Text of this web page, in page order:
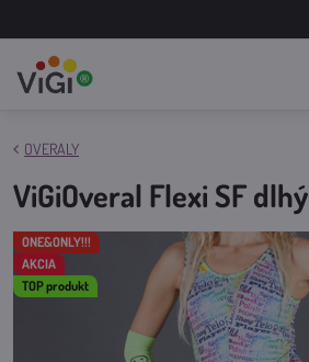
ONE&ONLY!!!
AKCIA
TOP produkt
OVERALY
ViGiOveral Flexi SF dlhý